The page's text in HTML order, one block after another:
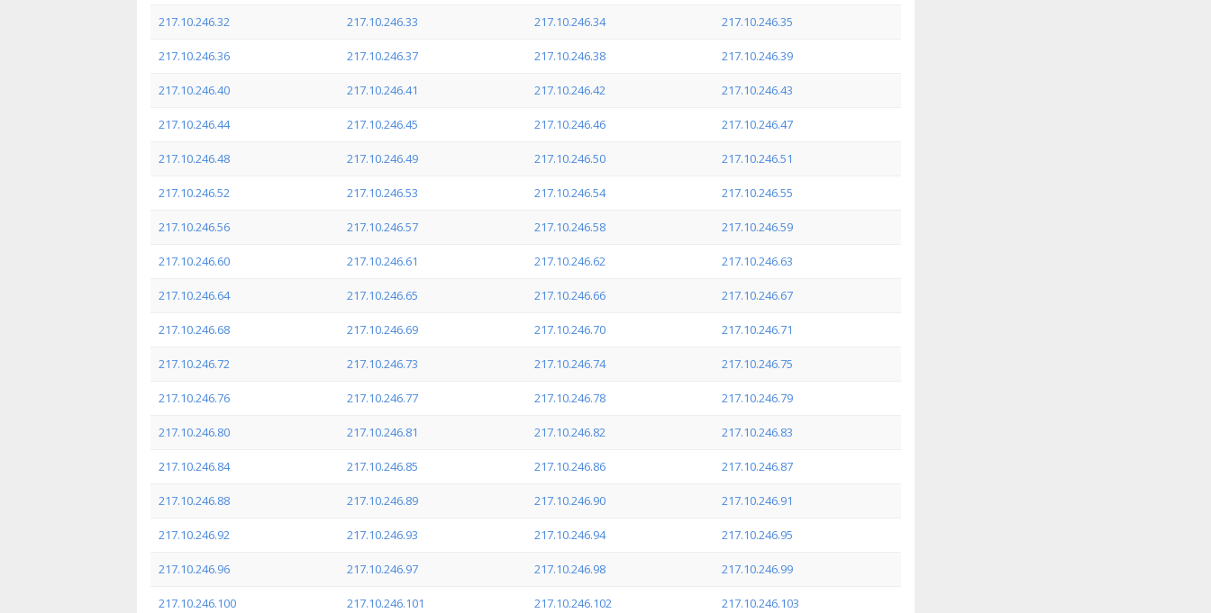
217.10.246.32 217.10.246.33 217.10.246.34 217.10.246.35
217.10.246.36 217.10.246.37 217.10.246.38 217.10.246.39
217.10.246.40 217.10.246.41 217.10.246.42 217.10.246.43
217.10.246.44 217.10.246.45 217.10.246.46 217.10.246.47
217.10.246.48 217.10.246.49 217.10.246.50 217.10.246.51
217.10.246.52 217.10.246.53 217.10.246.54 217.10.246.55
217.10.246.56 217.10.246.57 217.10.246.58 217.10.246.59
217.10.246.60 217.10.246.61 217.10.246.62 217.10.246.63
217.10.246.64 217.10.246.65 217.10.246.66 217.10.246.67
217.10.246.68 217.10.246.69 217.10.246.70 217.10.246.71
217.10.246.72 217.10.246.73 217.10.246.74 217.10.246.75
217.10.246.76 217.10.246.77 217.10.246.78 217.10.246.79
217.10.246.80 217.10.246.81 217.10.246.82 217.10.246.83
217.10.246.84 217.10.246.85 217.10.246.86 217.10.246.87
217.10.246.88 217.10.246.89 217.10.246.90 217.10.246.91
217.10.246.92 217.10.246.93 217.10.246.94 217.10.246.95
217.10.246.96 217.10.246.97 217.10.246.98 217.10.246.99
217.10.246.100 217.10.246.101 217.10.246.102 217.10.246.103